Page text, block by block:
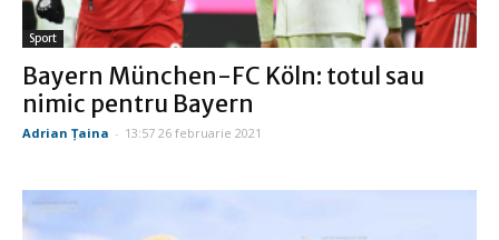
Sport
Bayern München-FC Köln: totul sau
nimic pentru Bayern
Adrian Țaina - 13:57 26 februarie 2021